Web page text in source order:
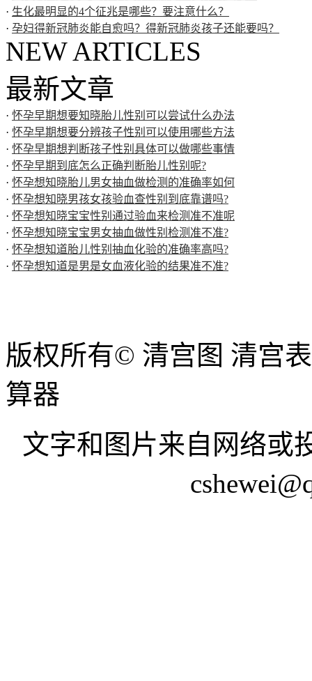
· 生化最明显的4个征兆是哪些？要注意什么？
· 孕妇得新冠肺炎能自愈吗？得新冠肺炎孩子还能要吗？
NEW ARTICLES
最新文章
· 怀孕早期想要知晓胎儿性别可以尝试什么办法
· 怀孕早期想要分辨孩子性别可以使用哪些方法
· 怀孕早期想判断孩子性别具体可以做哪些事情
· 怀孕早期到底怎么正确判断胎儿性别呢?
· 怀孕想知晓胎儿男女抽血做检测的准确率如何
· 怀孕想知晓男孩女孩验血查性别到底靠谱吗?
· 怀孕想知晓宝宝性别通过验血来检测准不准呢
· 怀孕想知晓宝宝男女抽血做性别检测准不准?
· 怀孕想知道胎儿性别抽血化验的准确率高吗?
· 怀孕想知道是男是女血液化验的结果准不准?
版权所有© 清宫图 清宫
算器
文字和图片来自网络或